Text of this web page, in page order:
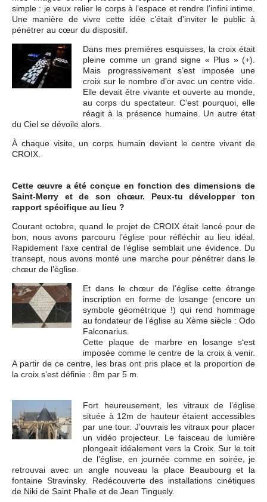
simple : je veux relier le corps à l’espace et rendre l’infini intime.
Une manière de vivre cette idée c’était d’inviter le public à
pénétrer au cœur du dispositif.
Dans mes premières esquisses, la croix était
pleine comme un grand signe « Plus » (+).
Mais progressivement s’est imposée une
croix sur le nombre d’or avec un centre vide.
Elle devait être vivante et ouverte au monde,
au corps du spectateur. C’est pourquoi, elle
réagit à la présence humaine. Un autre état
du Ciel se dévoile alors.
À chaque visite, un corps humain devient le centre vivant de
CROIX.
Cette œuvre a été conçue en fonction des dimensions de
Saint-Merry et de son chœur. Peux-tu développer ton
rapport spécifique au lieu ?
Courant octobre, quand le projet de CROIX était lancé pour de
bon, nous avons parcouru l’église pour réfléchir au lieu idéal.
Rapidement l’axe central de l’église semblait une évidence. Du
transept, nous avons monté une marche pour pénétrer dans le
chœur de l’église.
Et dans le chœur de l’église cette étrange
inscription en forme de losange (encore un
symbole géométrique !) qui rend hommage
au fondateur de l’église au Xème siècle : Odo
Falconarius.
Cette plaque de marbre en losange s‘est
imposée comme le centre de la croix à venir.
A partir de ce centre, les bras ont pris place et la proportion de
la croix s’est définie : 8m par 5 m.
Fort heureusement, les vitraux de l’église
située à 12m de hauteur étaient accessibles
par une tour. J’ouvrais les vitraux pour placer
un vidéo projecteur. Le faisceau de lumière
plongeait idéalement vers la Croix. Sur le toit
de l’église, en journée comme en soirée, je
retrouvai avec un angle nouveau la place Beaubourg et la
fontaine Stravinsky. Redécouverte des installations cinétiques
de Niki de Saint Phalle et de Jean Tinguely.